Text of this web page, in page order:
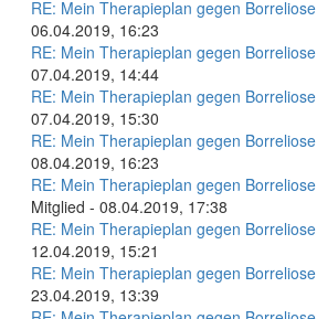
RE: Mein Therapieplan gegen Borreliose
06.04.2019, 16:23
RE: Mein Therapieplan gegen Borreliose
07.04.2019, 14:44
RE: Mein Therapieplan gegen Borreliose
07.04.2019, 15:30
RE: Mein Therapieplan gegen Borreliose
08.04.2019, 16:23
RE: Mein Therapieplan gegen Borreliose
Mitglied - 08.04.2019, 17:38
RE: Mein Therapieplan gegen Borreliose
12.04.2019, 15:21
RE: Mein Therapieplan gegen Borreliose
23.04.2019, 13:39